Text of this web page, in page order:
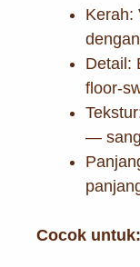
Kerah:
Detail:
floor-
—
Cocok untuk: